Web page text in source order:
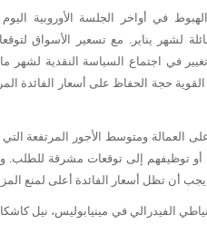
الهبوط في أواخر الجلسة الأوروبية اليوم
لشهر يناير. مع تسعير الأسواق
تغيير في اجتماع السياسة النقدية لشهر
القوية حجة الحفاظ على أسعار الفائدة
العمالة ومتوسط الأجور المرتفعة التي
أو توظيفهم إلى توقعات مشرقة للطلب.
يجب أن تظل أسعار الفائدة أعلى لمنع
الفيدرالي في مينيابوليس، نيل